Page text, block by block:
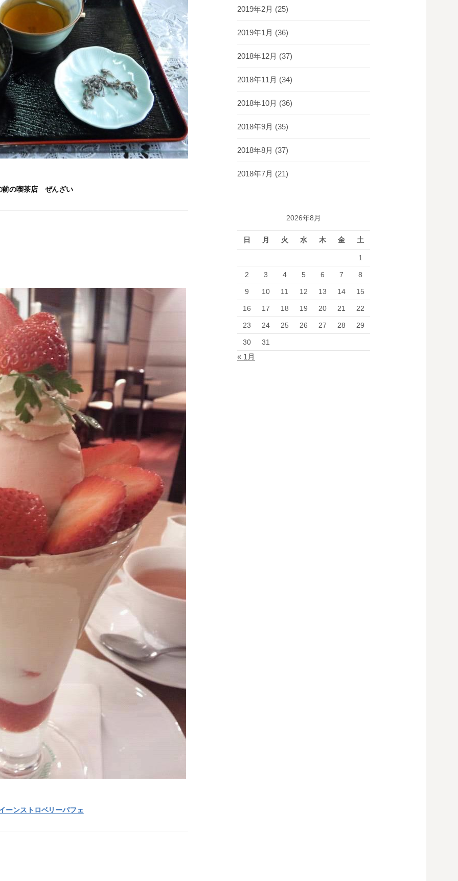
前の喫茶店 ぜんざい
ーンストロベリーパフェ
2019年2月 (25)
2019年1月 (36)
2018年12月 (37)
2018年11月 (34)
2018年10月 (36)
2018年9月 (35)
2018年8月 (37)
2018年7月 (21)
2026年8月
日 月 火 水 木 金 土
1
2 3 4 5 6 7 8
9 10 11 12 13 14 15
16 17 18 19 20 21 22
23 24 25 26 27 28 29
30 31
« 1月